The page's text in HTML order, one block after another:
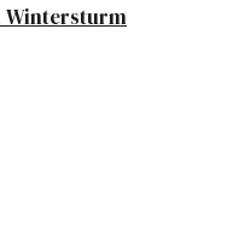
Wintersturm